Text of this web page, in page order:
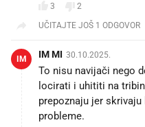
3
2
UČITAJTE JOŠ 1 ODGOVOR
IM IM MI 30.10.2025.
To nisu navijači nego
locirati i uhititi na
prepoznaju jer
probleme.